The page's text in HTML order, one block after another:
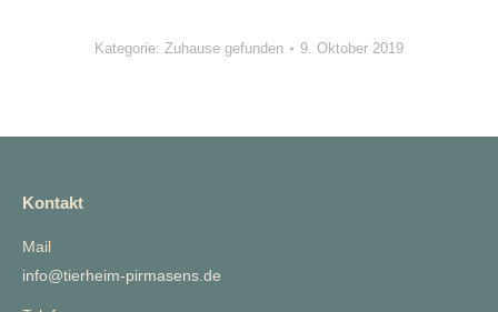
Kategorie: Zuhause gefunden 9. Oktober 2019
Kontakt
Mail
info@tierheim-pirmasens.de